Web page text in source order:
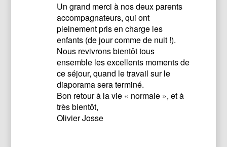
Un grand merci à nos deux parents
accompagnateurs, qui ont
pleinement pris en charge les
enfants (de jour comme de nuit !).
Nous revivrons bientôt tous
ensemble les excellents moments de
ce séjour, quand le travail sur le
diaporama sera terminé.
Bon retour à la vie « normale », et à
très bientôt,
Olivier Josse